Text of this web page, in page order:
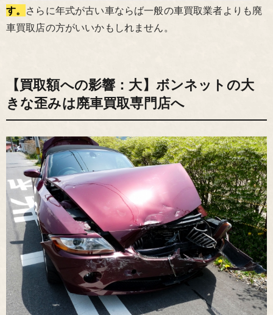
す。 さらに年式が古い車ならば一般の車買取業者よりも廃
車買取店の方がいいかもしれません。
【買取額への影響：大】ボンネットの大
きな歪みは廃車買取専門店へ